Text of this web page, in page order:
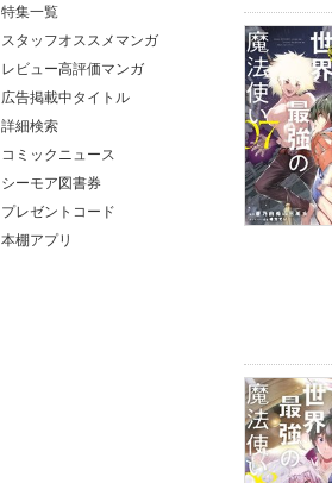
特集一覧
スタッフオススメマンガ
レビュー高評価マンガ
広告掲載中タイトル
詳細検索
コミックニュース
シーモア図書券
プレゼントコード
本棚アプリ